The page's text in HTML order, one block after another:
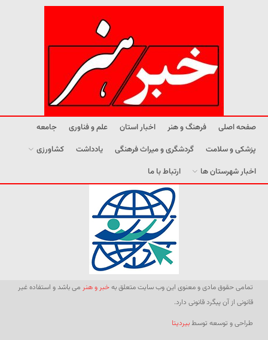
صفحه اصلی فرهنگ و هنر اخبار استان علم و فناوری
جامعه
پزشکی و سلامت
گردشگری و میراث فرهنگی یادداشت
کشاورزی
اخبار شهرستان ها
ارتباط با ما
تمامی حقوق مادی و معنوی این وب سایت متعلق بهخبر و هنر می باشد و استفاده غیر
قانونی از آن پیگرد قانونی دارد.
طراحی و توسعه توسطبیردیتا